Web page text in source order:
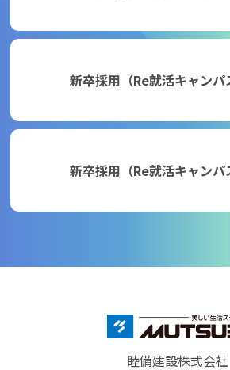
新卒採用（Re就活キャンパ
新卒採用（Re就活キャンパ
睦備建設株式会社